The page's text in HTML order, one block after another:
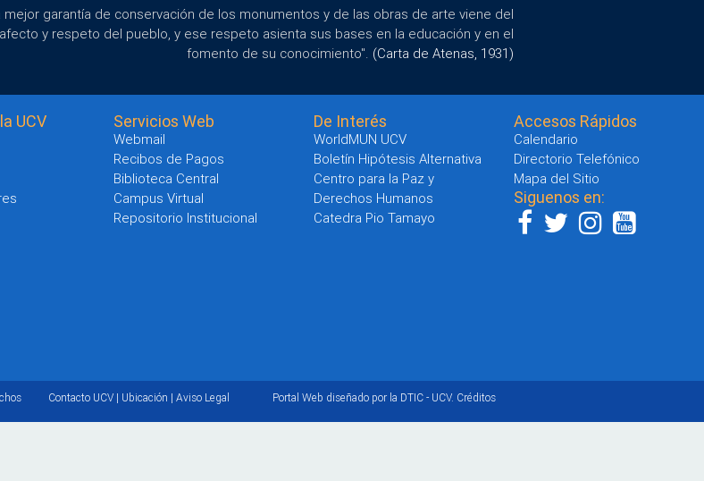
mejor garantía de conservación de los monumentos y de las obras de arte viene del
afecto y respeto del pueblo, y ese respeto asienta sus bases en la educación y en el
fomento de su conocimiento". (Carta de Atenas, 1931)
UCV Servicios Web
Webmail
Recibos de Pagos
Biblioteca Central
Campus Virtual
Repositorio Institucional
De Interés
WorldMUN UCV
Boletín Hipótesis Alternativa
Centro para la Paz y
Derechos Humanos
Catedra Pio Tamayo
Accesos Rápidos
Calendario
Directorio Telefónico
Mapa del Sitio
Siguenos en:
Contacto UCV| Ubicación | Aviso Legal Portal Web diseñado por la DTIC - UCV. Créditos